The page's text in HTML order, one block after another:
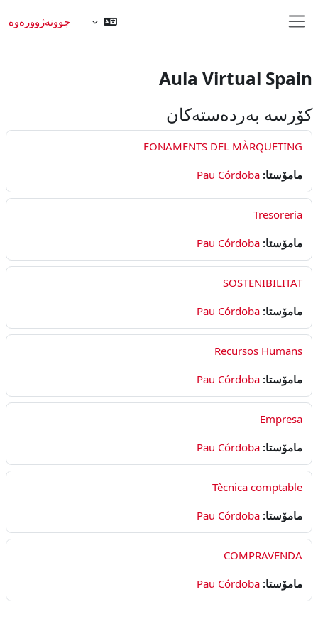
چوونەژوورەوە
Aula Virtual Spain
کۆرسە بەردەستەکان
FONAMENTS DEL MÀRQUETING
مامۆستا: Pau Córdoba
Tresoreria
مامۆستا: Pau Córdoba
SOSTENIBILITAT
مامۆستا: Pau Córdoba
Recursos Humans
مامۆستا: Pau Córdoba
Empresa
مامۆستا: Pau Córdoba
Tècnica comptable
مامۆستا: Pau Córdoba
COMPRAVENDA
مامۆستا: Pau Córdoba